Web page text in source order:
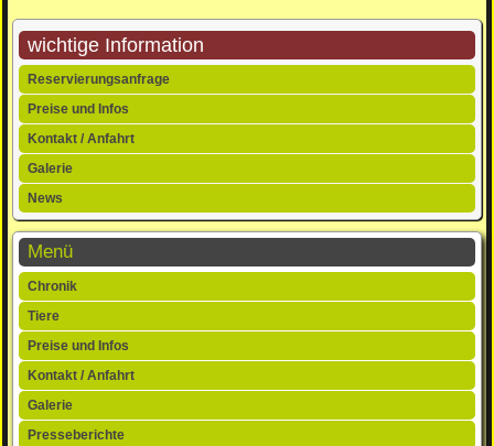
wichtige Information
Navigation
überspringen
Reservierungsanfrage
Preise und Infos
Kontakt / Anfahrt
Galerie
News
Menü
Navigation
überspringen
Chronik
Tiere
Preise und Infos
Kontakt / Anfahrt
Galerie
Presseberichte